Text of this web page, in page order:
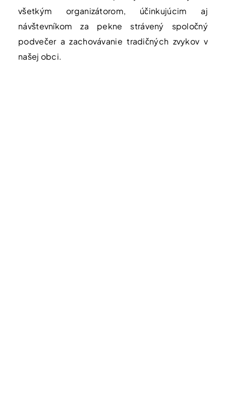
všetkým organizátorom, účinkujúcim aj
návštevníkom za pekne strávený spoločný
podvečer a zachovávanie tradičných zvykov v
našej obci.